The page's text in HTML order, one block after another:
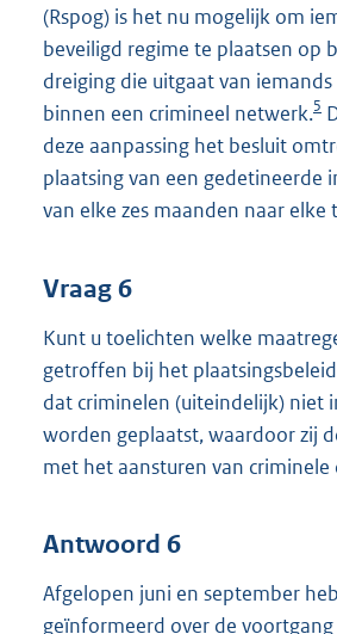
(Rspog) is het nu mogelijk om
beveiligd regime te plaatsen op
dreiging die uitgaat van
binnen een crimineel netwerk.5
deze aanpassing het besluit
plaatsing van een gedetineerde
van elke zes maanden naar
Vraag 6
Kunt u toelichten welke
getroffen bij het
dat criminelen (uiteindelijk) niet
worden geplaatst, waardoor zij
met het aansturen van criminele
Antwoord 6
Afgelopen juni en september
geïnformeerd over de